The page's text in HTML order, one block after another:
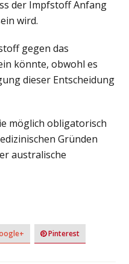
der Impfstoff Anfang
wird.
gegen das
könnte, obwohl es
dieser Entscheidung
möglich obligatorisch
Gründen
australische
Pinterest